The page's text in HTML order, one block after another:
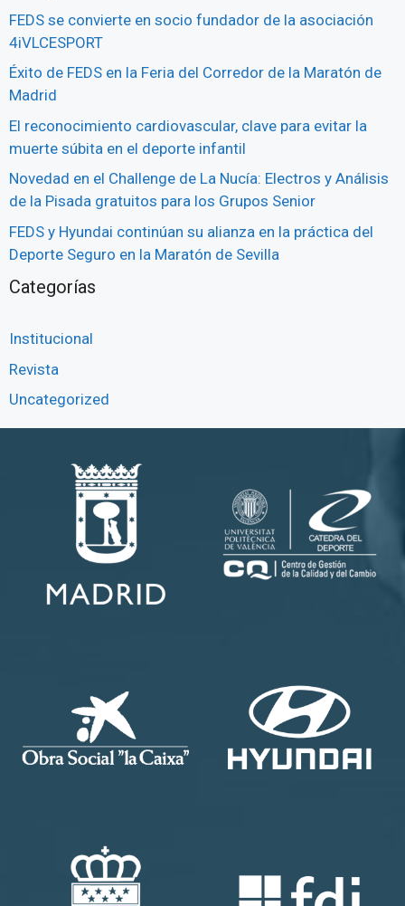
FEDS se convierte en socio fundador de la asociación
4iVLCESPORT
Éxito de FEDS en la Feria del Corredor de la Maratón de
Madrid
El reconocimiento cardiovascular, clave para evitar la
muerte súbita en el deporte infantil
Novedad en el Challenge de La Nucía: Electros y Análisis
de la Pisada gratuitos para los Grupos Senior
FEDS y Hyundai continúan su alianza en la práctica del
Deporte Seguro en la Maratón de Sevilla
Categorías
Institucional
Revista
Uncategorized